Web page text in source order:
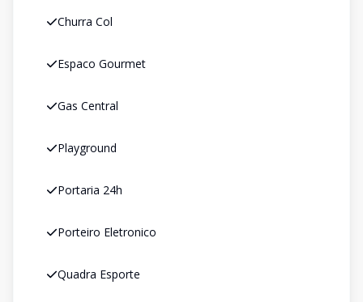
Churra Col
Espaco Gourmet
Gas Central
Playground
Portaria 24h
Porteiro Eletronico
Quadra Esporte